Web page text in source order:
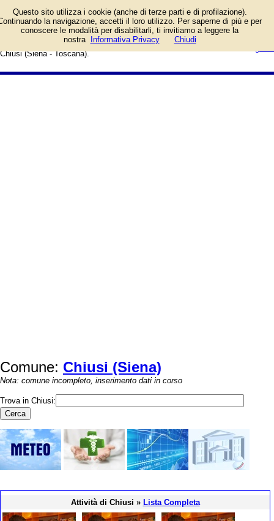
e dei fornitori di servizi e prodotti.
Offerte speciali e notizie di
negozi, aziende, artigiani e
professionisti. Guida web alla città di
Chiusi (Siena - Toscana).
Comune: Chiusi (Siena)
Nota: comune incompleto, inserimento dati in corso
Trova in Chiusi:
Attività di Chiusi » Lista Completa
Questo sito utilizza i cookie (anche di terze parti e di profilazione).
la navigazione, accetti il loro utilizzo. Per saperne di più e per
conoscere le modalità per disabilitarli, ti invitiamo a leggere la
nostra
Informativa Privacy Chiudi